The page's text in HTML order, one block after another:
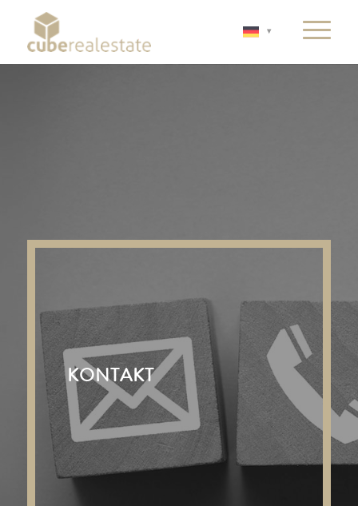
KONTAKT